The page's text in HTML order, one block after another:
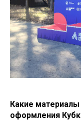
Какие
оформления